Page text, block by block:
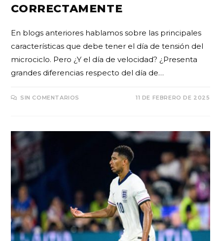
CORRECTAMENTE
En blogs anteriores hablamos sobre las principales
características que debe tener el día de tensión del
microciclo. Pero ¿Y el día de velocidad? ¿Presenta
grandes diferencias respecto del día de…
SIN COMENTARIOS 11 DE FEBRERO DE 2025